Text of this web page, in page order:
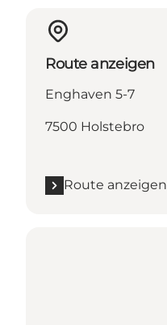
Route anzeigen
Enghaven 5-7
7500 Holstebro
Route anzeigen